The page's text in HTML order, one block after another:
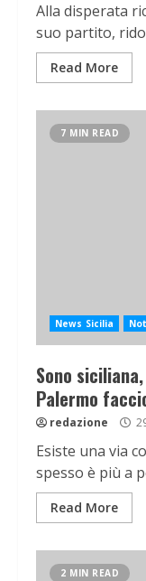
Alla disperata
suo partito,
Read More
7 MIN READ
News Sicilia
Sono
Palermo
redazione
Esiste una via
spesso è più a
Read More
2 MIN READ